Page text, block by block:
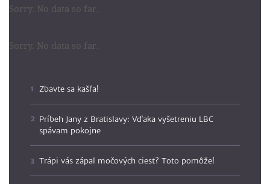
Sorry. No data so far.
Sorry. No data so far.
Zbavte sa kašľa!
Príbeh Jany z Bratislavy: Vďaka vyšetreniu LBC
spávam pokojne
Trápi vás zápal močových ciest? Toto pomôže!